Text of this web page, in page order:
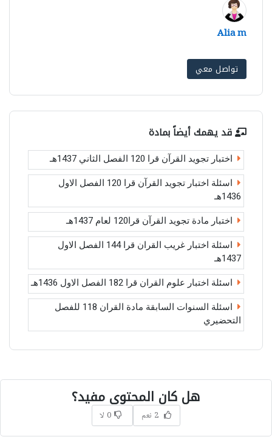
Alia m
تواصل معي
قد يهمك أيضاً بمادة
اختبار تجويد القرآن قرا 120 الفصل الثاني 1437هـ
اسئلة اختبار تجويد القرآن قرا 120 الفصل الاول
1436هـ
اختبار مادة تجويد القرآن قرا120 لعام 1437هـ
اسئلة اختبار غريب القران قرا 144 الفصل الاول
1437هـ
اسئلة اختبار علوم القران قرا 182 الفصل الاول 1436هـ
اسئلة السنوات السابقة مادة القران 118 للفصل
التحضيري
هل كان المحتوى مفيد؟
2 نعم 0 لا